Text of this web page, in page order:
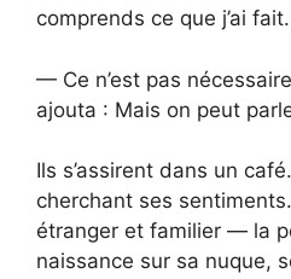
comprends ce que j’ai fait.
— Ce n’est pas
ajouta : Mais on peut
Ils s’assirent dans un
cherchant ses
étranger et familier — la
naissance sur sa nuque,